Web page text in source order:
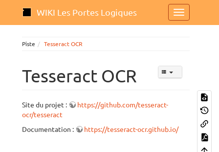
WIKI Les Portes Logiques
Piste Tesseract OCR
Tesseract OCR
Site du projet :
https://github.com/tesseract-
ocr/tesseract
Documentation :
https://tesseract-ocr.github.io/